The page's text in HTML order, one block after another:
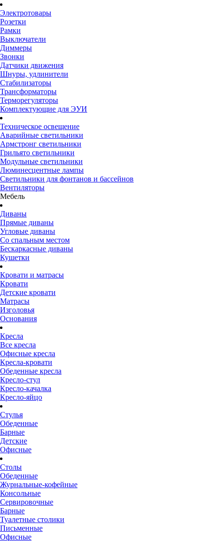
Электротовары
Розетки
Рамки
Выключатели
Диммеры
Звонки
Датчики движения
Шнуры, удлинители
Стабилизаторы
Трансформаторы
Терморегуляторы
Комплектующие для ЭУИ
Техническое освещение
Аварийные светильники
Армстронг светильники
Грильято светильники
Модульные светильники
Люминесцентные лампы
Светильники для фонтанов и бассейнов
Вентиляторы
Мебель
Диваны
Прямые диваны
Угловые диваны
Со спальным местом
Бескаркасные диваны
Кушетки
Кровати и матрасы
Кровати
Детские кровати
Матрасы
Изголовья
Основания
Кресла
Все кресла
Офисные кресла
Кресла-кровати
Обеденные кресла
Кресло-стул
Кресло-качалка
Кресло-яйцо
Стулья
Обеденные
Барные
Детские
Офисные
Столы
Обеденные
Журнальные-кофейные
Консольные
Сервировочные
Барные
Туалетные столики
Письменные
Офисные